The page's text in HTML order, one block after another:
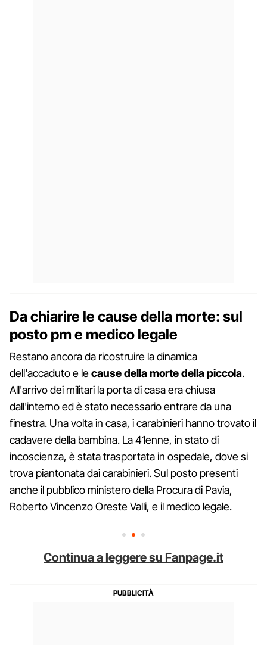
Da chiarire le cause della morte: sul
posto pm e medico legale
Restano ancora da ricostruire la dinamica
dell'accaduto e lecause della morte della piccola.
All'arrivo dei militari la porta di casa era chiusa
dall'interno ed è stato necessario entrare da una
finestra. Una volta in casa, i carabinieri hanno trovato il
cadavere della bambina. La 41enne, in stato di
incoscienza, è stata trasportata in ospedale, dove si
trova piantonata dai carabinieri. Sul posto presenti
anche il pubblico ministero della Procura di Pavia,
Roberto Vincenzo Oreste Valli, e il medico legale.
Continua a leggere su Fanpage.it